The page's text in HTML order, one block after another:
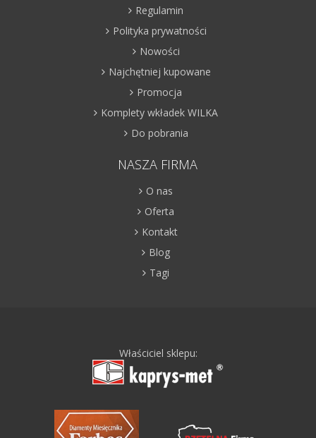
Regulamin
Polityka prywatności
Nowości
Najchętniej kupowane
Promocja
Komplety wkładek WILKA
Do pobrania
NASZA FIRMA
O nas
Oferta
Kontakt
Blog
Tagi
Właściciel sklepu: